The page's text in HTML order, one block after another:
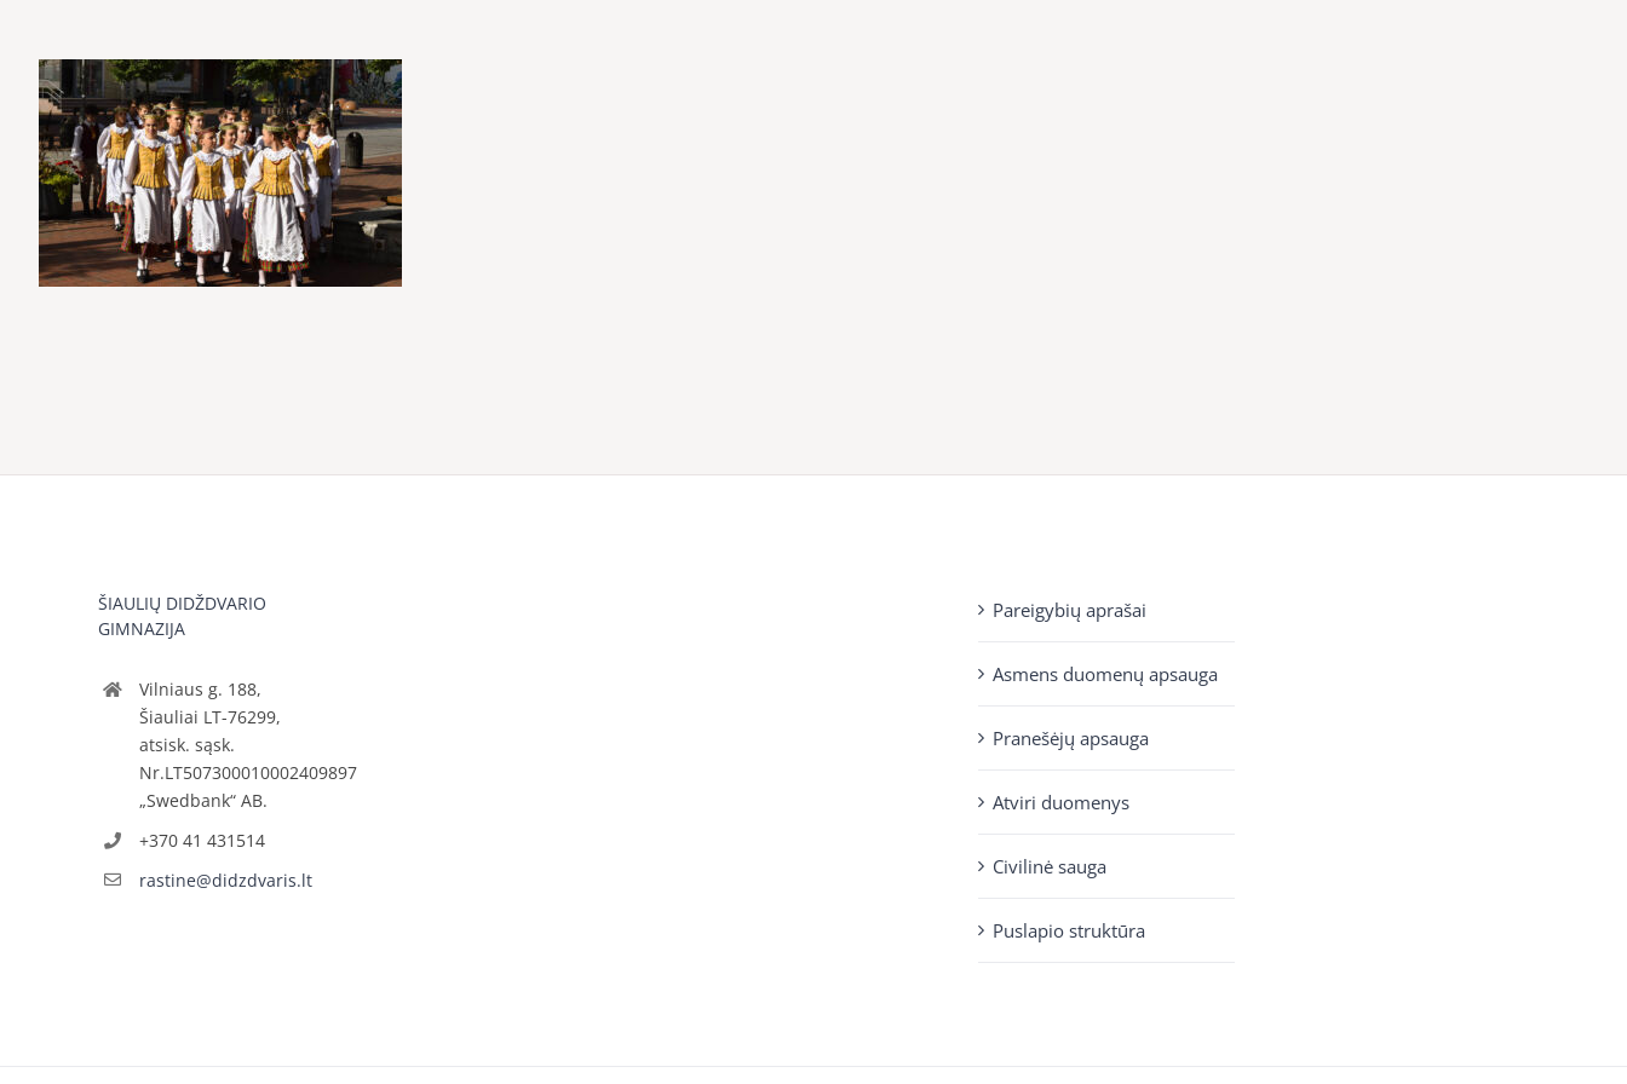
ŠIAULIŲ DIDŽDVARIO
GIMNAZIJA
Vilniaus g. 188,
Šiauliai LT-76299,
atsisk. sąsk.
Nr.LT507300010002409897
„Swedbank“ AB.
+370 41 431514
rastine@didzdvaris.lt
Pareigybių aprašai
Asmens duomenų apsauga
Pranešėjų apsauga
Atviri duomenys
Civilinė sauga
Puslapio struktūra